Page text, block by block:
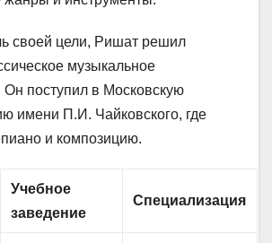
своей цели, Ришат решил
музыкальное
Он поступил в Московскую
имени П.И. Чайковского, где
и композицию.
Учебное
заведение
Специализация